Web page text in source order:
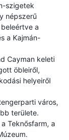
szigetek
népszerű
a
a Kajmán-
Cayman keleti
öbleiről,
helyeiről
város,
területe.
Teknősfarm, a